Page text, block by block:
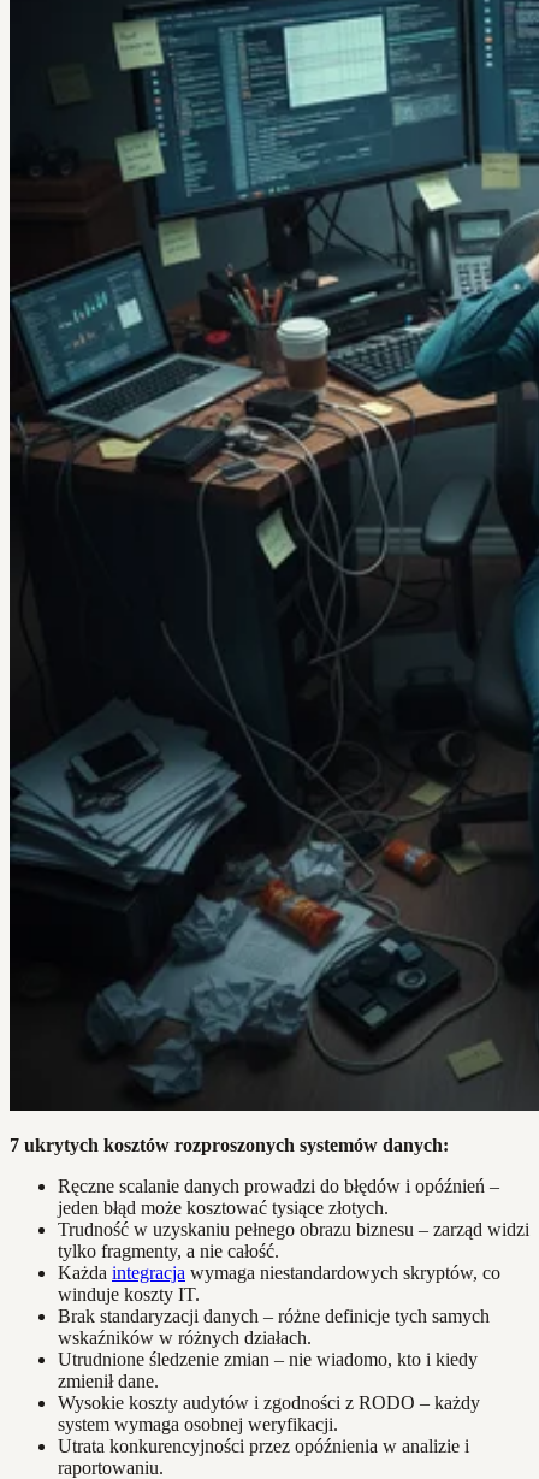
7 ukrytych kosztów rozproszonych systemów danych:
Ręczne scalanie danych prowadzi do błędów i opóźnień –
jeden błąd może kosztować tysiące złotych.
Trudność w uzyskaniu pełnego obrazu biznesu – zarząd widzi
tylko fragmenty, a nie całość.
Każda integracja wymaga niestandardowych skryptów, co
winduje koszty IT.
Brak standaryzacji danych – różne definicje tych samych
wskaźników w różnych działach.
Utrudnione śledzenie zmian – nie wiadomo, kto i kiedy
zmienił dane.
Wysokie koszty audytów i zgodności z RODO – każdy
system wymaga osobnej weryfikacji.
Utrata konkurencyjności przez opóźnienia w analizie i
raportowaniu.